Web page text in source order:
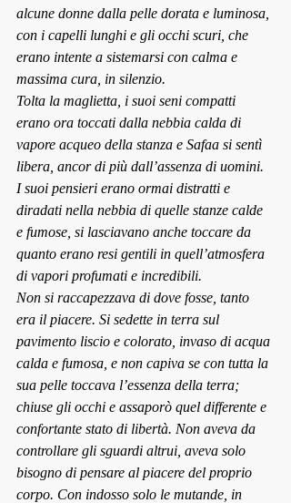
alcune donne dalla pelle dorata e luminosa,
con i capelli lunghi e gli occhi scuri, che
erano intente a sistemarsi con calma e
massima cura, in silenzio.
Tolta la maglietta, i suoi seni compatti
erano ora toccati dalla nebbia calda di
vapore acqueo della stanza e Safaa si sentì
libera, ancor di più dall’assenza di uomini.
I suoi pensieri erano ormai distratti e
diradati nella nebbia di quelle stanze calde
e fumose, si lasciavano anche toccare da
quanto erano resi gentili in quell’atmosfera
di vapori profumati e incredibili.
Non si raccapezzava di dove fosse, tanto
era il piacere. Si sedette in terra sul
pavimento liscio e colorato, invaso di acqua
calda e fumosa, e non capiva se con tutta la
sua pelle toccava l’essenza della terra;
chiuse gli occhi e assaporò quel differente e
confortante stato di libertà. Non aveva da
controllare gli sguardi altrui, aveva solo
bisogno di pensare al piacere del proprio
corpo. Con indosso solo le mutande, in